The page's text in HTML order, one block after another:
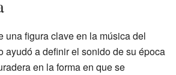
una figura clave en la música del
ayudó a definir el sonido de su época
en la forma en que se